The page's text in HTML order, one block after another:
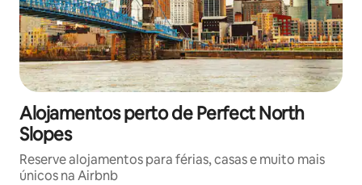
Alojamentos perto de Perfect North
Slopes
Reserve alojamentos para férias, casas e muito mais
únicos na Airbnb